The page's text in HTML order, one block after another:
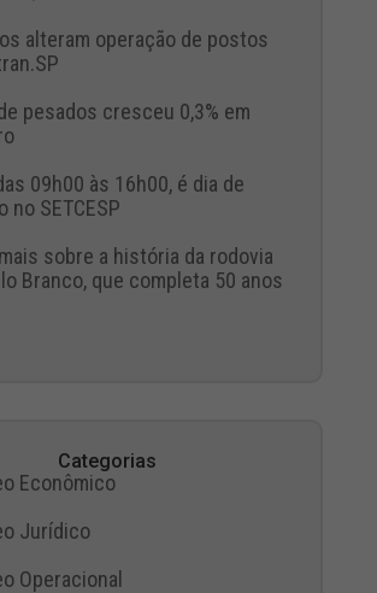
alteram operação de postos
pesados cresceu 0,3% em
09h00 às 16h00, é dia de
no SETCESP
sobre a história da rodovia
Branco, que completa 50 anos
Categorias
Econômico
Jurídico
Operacional